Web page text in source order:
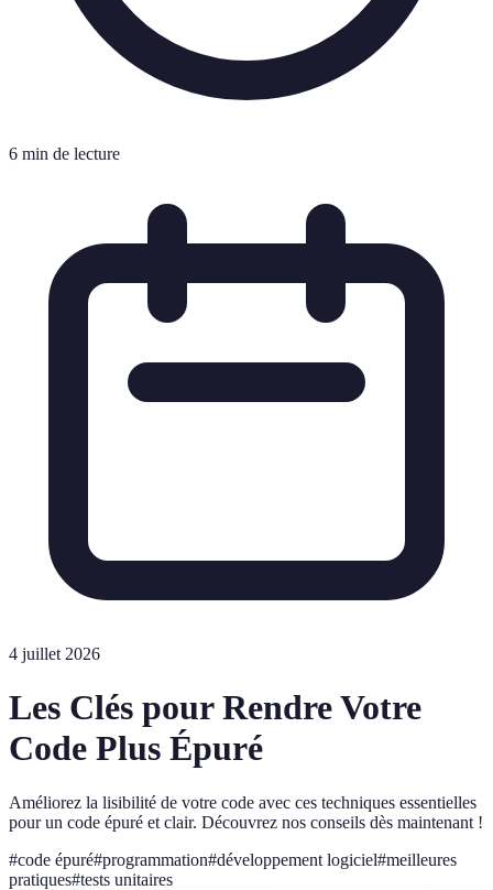
6 min de lecture
4 juillet 2026
Les Clés pour Rendre Votre
Code Plus Épuré
Améliorez la lisibilité de votre code avec ces techniques essentielles
pour un code épuré et clair. Découvrez nos conseils dès maintenant !
#code épuré#programmation#développement logiciel#meilleures
pratiques#tests unitaires